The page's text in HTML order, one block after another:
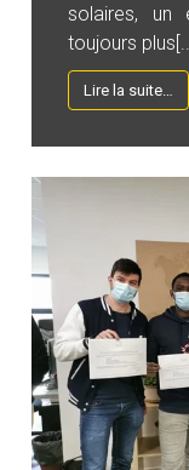
solaires, un
toujours
Lire la suite…